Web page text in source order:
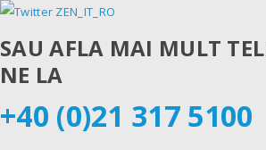
SAU AFLA MAI MULT
NE LA
+40 (0)21 317 5100